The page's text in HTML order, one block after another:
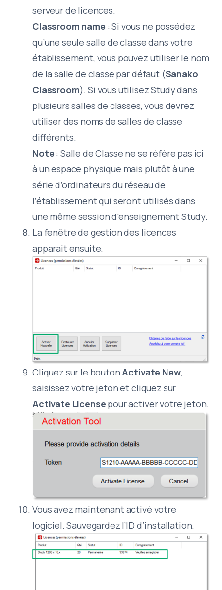
serveur de licences.
Classroom name : Si vous ne possédez
qu’une seule salle de classe dans votre
établissement, vous pouvez utiliser le nom
de la salle de classe par défaut (Sanako
Classroom). Si vous utilisez Study dans
plusieurs salles de classes, vous devrez
utiliser des noms de salles de classe
différents.
Note : Salle de Classe ne se réfère pas ici
à un espace physique mais plutôt à une
série d’ordinateurs du réseau de
l’établissement qui seront utilisés dans
une même session d’enseignement Study.
La fenêtre de gestion des licences
apparait ensuite.
Cliquez sur le bouton Activate New,
saisissez votre jeton et cliquez sur
Activate License pour activer votre jeton.
Vous avez maintenant activé votre
logiciel. Sauvegardez l’ID d’installation.